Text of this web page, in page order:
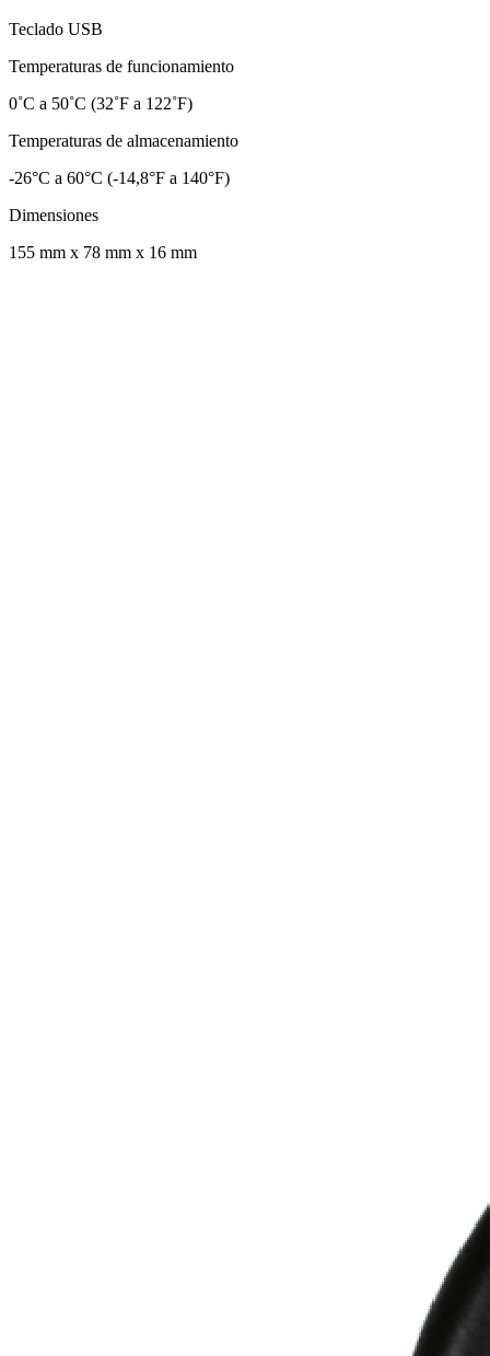
Teclado USB
Temperaturas de funcionamiento
0˚C a 50˚C (32˚F a 122˚F)
Temperaturas de almacenamiento
-26°C a 60°C (-14,8°F a 140°F)
Dimensiones
155 mm x 78 mm x 16 mm